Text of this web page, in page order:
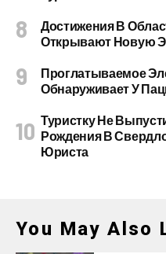
Достижения В
Открывают Новую
Проглатываемое
Обнаруживает У
Туристку Не
Рождения В
Юриста
You May Also